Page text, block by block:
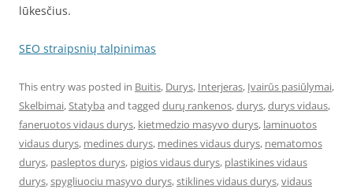
lūkesčius.
SEO straipsnių talpinimas
This entry was posted in Buitis, Durys, Interjeras, Įvairūs pasiūlymai,
Skelbimai,Statyba and tagged durų rankenos,durys,durys vidaus,
faneruotos vidaus durys, kietmedzio masyvo durys, laminuotos
vidaus durys, medines durys, medines vidaus durys, nematomos
durys, pasleptos durys, pigios vidaus durys, plastikines vidaus
durys,spygliuociu masyvo durys,stiklines vidaus durys,vidaus